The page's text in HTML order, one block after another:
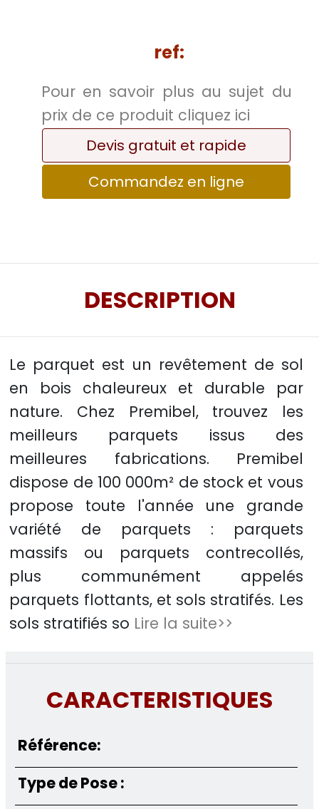
ref:
Pour en savoir plus au sujet du
prix de ce produit cliquez ici
Devis gratuit et rapide
Commandez en ligne
DESCRIPTION
Le parquet est un revêtement de sol
en bois chaleureux et durable par
nature. Chez Premibel, trouvez les
meilleurs parquets issus des
meilleures fabrications. Premibel
dispose de 100 000m² de stock et vous
propose toute l'année une grande
variété de parquets : parquets
massifs ou parquets contrecollés,
plus communément appelés
parquets flottants, et sols stratifés. Les
sols stratifiés so Lire la suite>>
CARACTERISTIQUES
Référence:
Type de Pose :